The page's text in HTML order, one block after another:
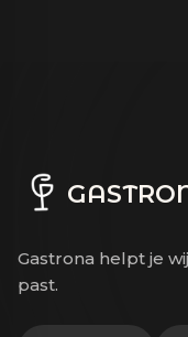
Gastrona helpt je
past.